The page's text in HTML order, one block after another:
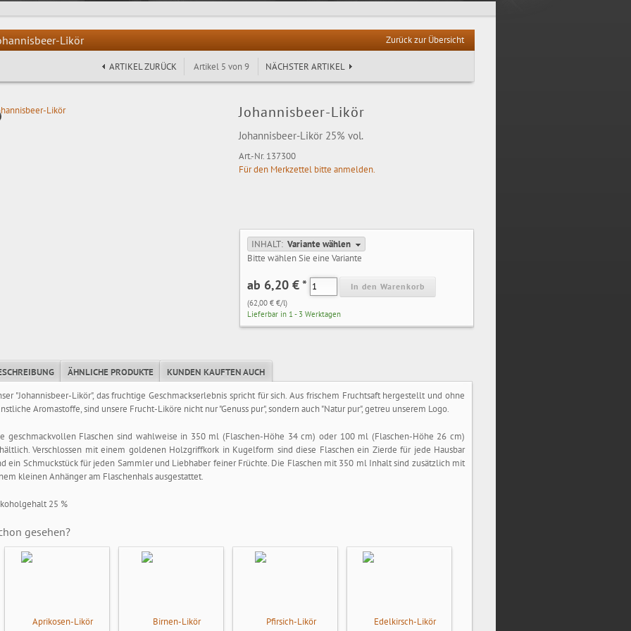
Zurück zur Übersicht
Likör
ARTIKEL ZURÜCK Artikel 5 von 9 NÄCHSTER ARTIKEL
Johannisbeer-Likör
Johannisbeer-Likör 25% vol.
Art.-Nr. 137300
Für den Merkzettel bitte anmelden.
INHALT: Variante wählen
Bitte wählen Sie eine Variante
ab 6,20 €* In den Warenkorb
(62,00 € €/l)
Lieferbar in 1 - 3 Werktagen
ÄHNLICHE PRODUKTE
KUNDEN KAUFTEN AUCH
"Johannisbeer-Likör", das fruchtige Geschmackserlebnis spricht für sich. Aus frischem Fruchtsaft hergestellt und ohne
Aromastoffe, sind unsere Frucht-Liköre nicht nur "Genuss pur", sondern auch "Natur pur", getreu unserem Logo.
geschmackvollen Flaschen sind wahlweise in 350 ml (Flaschen-Höhe 34 cm) oder 100 ml (Flaschen-Höhe 26 cm)
Verschlossen mit einem goldenen Holzgriffkork in Kugelform sind diese Flaschen ein Zierde für jede Hausbar
ein Schmuckstück für jeden Sammler und Liebhaber feiner Früchte. Die Flaschen mit 350 ml Inhalt sind zusätzlich mit
kleinen Anhänger am Flaschenhals ausgestattet.
25 %
gesehen?